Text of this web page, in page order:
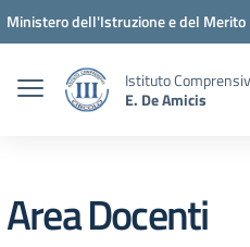
Vai ai contenuti
Vai al menu di navigazione
Vai al footer
Ministero dell'Istruzione e del Merito
Istituto
E. De Amicis
Area Docenti